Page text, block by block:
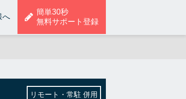
へ
簡単30秒
無料サポート登録
リモート・常駐 併用